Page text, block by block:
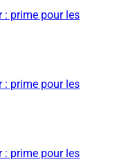
: prime pour les
: prime pour les
: prime pour les